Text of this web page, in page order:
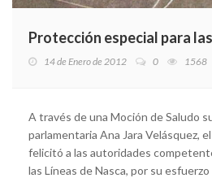
Protección especial para
14 de Enero de 2012 0 1568
A través de una Moción de Saludo
parlamentaria Ana Jara Velásquez,
felicitó a las autoridades
las Líneas de Nasca, por su